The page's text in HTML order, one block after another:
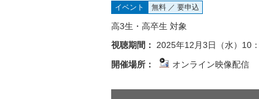
イベント 無料 ／ 要申込
高3生・高卒生 対象
視聴期間： 2025年12月3日（水）10
開催場所：
オンライン映像配信